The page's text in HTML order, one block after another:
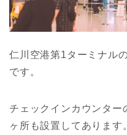
仁川空港第1ターミナル
です。
チェックインカウンタ
ヶ所も設置してありま